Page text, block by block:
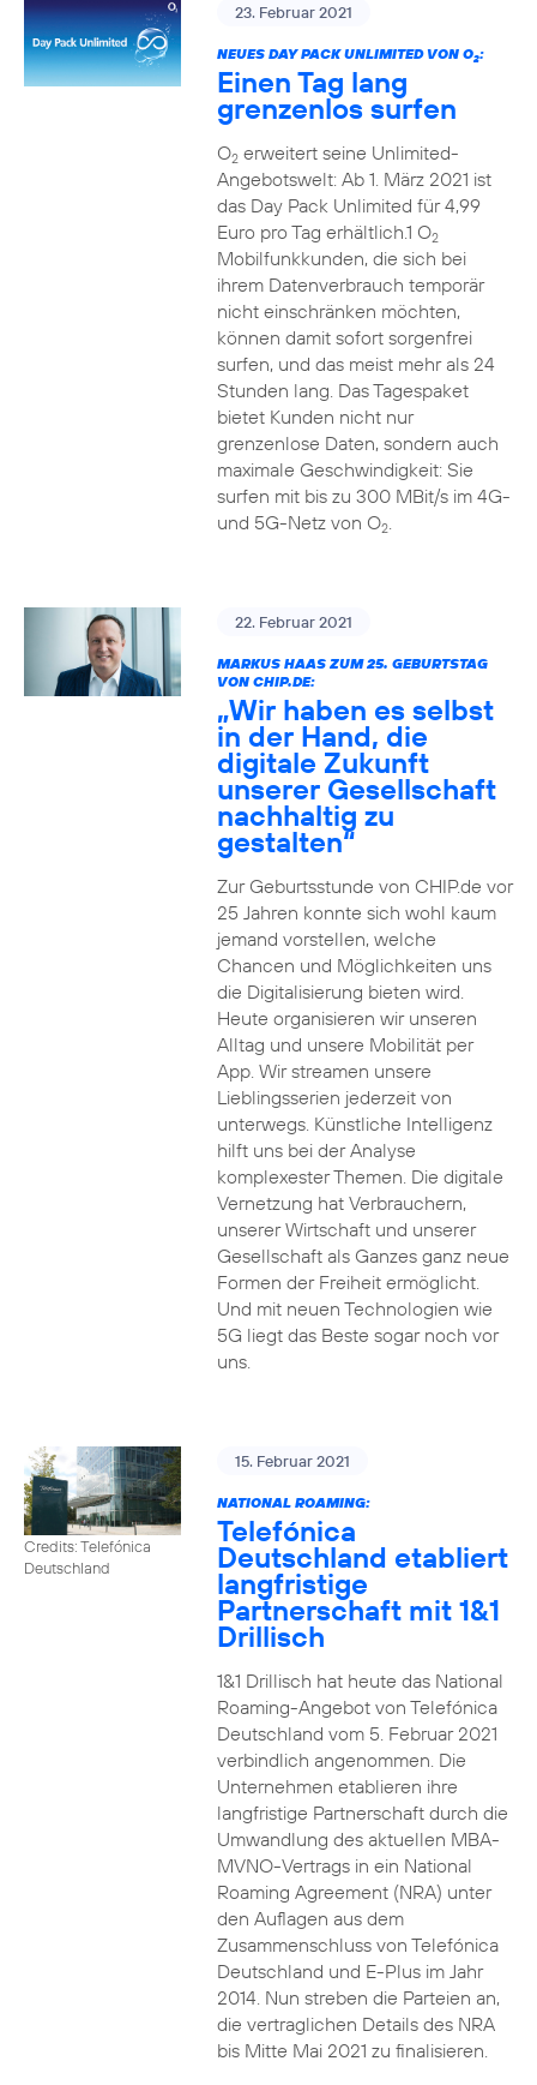
23. Februar 2021
NEUES DAY PACK UNLIMITED VON O2:
Einen Tag lang
grenzenlos surfen
O2erweitert seine Unlimited-
Angebotswelt: Ab 1. März 2021 ist
das Day Pack Unlimited für 4,99
Euro pro Tag erhältlich.1 O2
Mobilfunkkunden, die sich bei
ihrem Datenverbrauch temporär
nicht einschränken möchten,
können damit sofort sorgenfrei
surfen, und das meist mehr als 24
Stunden lang. Das Tagespaket
bietet Kunden nicht nur
grenzenlose Daten, sondern auch
maximale Geschwindigkeit: Sie
surfen mit bis zu 300 MBit/s im 4G-
und 5G-Netz von O2.
22. Februar 2021
MARKUS HAAS ZUM 25. GEBURTSTAG
VON CHIP.DE:
„Wir haben es selbst
in der Hand, die
digitale Zukunft
unserer Gesellschaft
nachhaltig zu
gestalten“
Zur Geburtsstunde von CHIP.de vor
25 Jahren konnte sich wohl kaum
jemand vorstellen, welche
Chancen und Möglichkeiten uns
die Digitalisierung bieten wird.
Heute organisieren wir unseren
Alltag und unsere Mobilität per
App. Wir streamen unsere
Lieblingsserien jederzeit von
unterwegs. Künstliche Intelligenz
hilft uns bei der Analyse
komplexester Themen. Die digitale
Vernetzung hat Verbrauchern,
unserer Wirtschaft und unserer
Gesellschaft als Ganzes ganz neue
Formen der Freiheit ermöglicht.
Und mit neuen Technologien wie
5G liegt das Beste sogar noch vor
uns.
Credits: Telefónica
Deutschland
15. Februar 2021
NATIONAL ROAMING:
Telefónica
Deutschland etabliert
langfristige
Partnerschaft mit 1&1
Drillisch
1&1 Drillisch hat heute das National
Roaming-Angebot von Telefónica
Deutschland vom 5. Februar 2021
verbindlich angenommen. Die
Unternehmen etablieren ihre
langfristige Partnerschaft durch die
Umwandlung des aktuellen MBA-
MVNO-Vertrags in ein National
Roaming Agreement (NRA) unter
den Auflagen aus dem
Zusammenschluss von Telefónica
Deutschland und E-Plus im Jahr
2014. Nun streben die Parteien an,
die vertraglichen Details des NRA
bis Mitte Mai 2021 zu finalisieren.